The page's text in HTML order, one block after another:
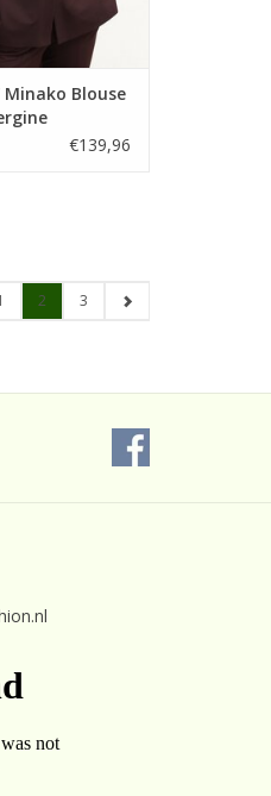
Minako Blouse
€139,96
2 3